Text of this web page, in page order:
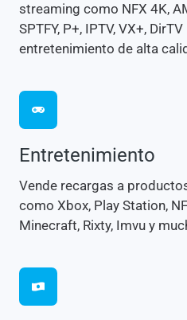
streaming como NFX 4K,
SPTFY, P+, IPTV, VX+,
entretenimiento de alta
Entretenimiento
Vende recargas a
como Xbox, Play Station,
Minecraft, Rixty, Imvu y